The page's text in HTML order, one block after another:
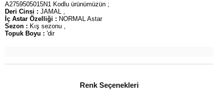
A2759505015N1 Kodlu ürünümüzün ;
Deri Cinsi : JAMAL ,
İç Astar Özelliği : NORMAL Astar
Sezon : Kış sezonu ,
Topuk Boyu : 'dir
Renk Seçenekleri